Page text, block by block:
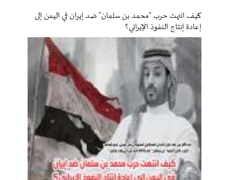
كيف انتهت حرب "محمد بن سلمان" ضد إيران في اليمن إلى
إعادة إنتاج النفوذ الإيراني؟